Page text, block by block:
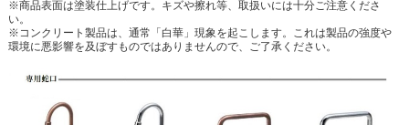
※商品表面は塗装仕上げです。キズや擦れ等、取扱いには十分ご注意くださ
い。
※コンクリート製品は、通常「白華」現象を起こします。これは製品の強度や
環境に悪影響を及ぼすものではありませんので、ご了承ください。